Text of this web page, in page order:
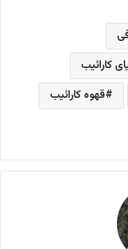
کارائیب
قهوه کارائیب